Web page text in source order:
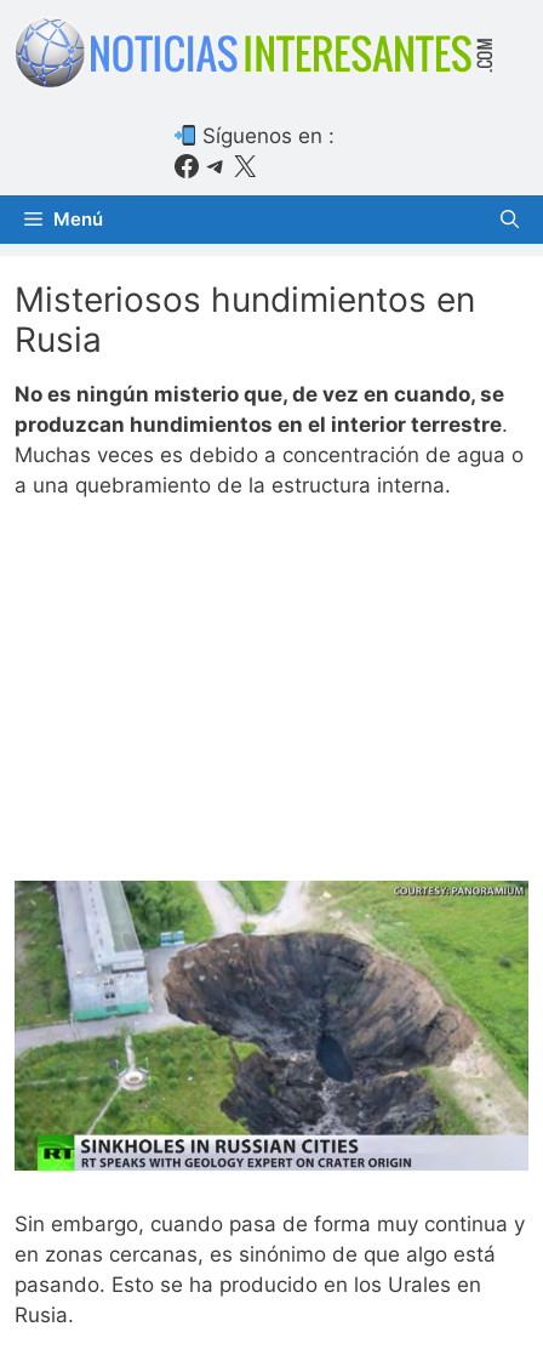
Saltar
contenido
Síguenos en :
Facebook
Telegram
X
Menú
Misteriosos hundimientos en
Rusia
No es ningún misterio que, de vez en cuando, se
produzcan hundimientos en el interior terrestre.
Muchas veces es debido a concentración de agua o
a una quebramiento de la estructura interna.
Sin embargo, cuando pasa de forma muy continua y
en zonas cercanas, es sinónimo de que algo está
pasando. Esto se ha producido en los Urales en
Rusia.